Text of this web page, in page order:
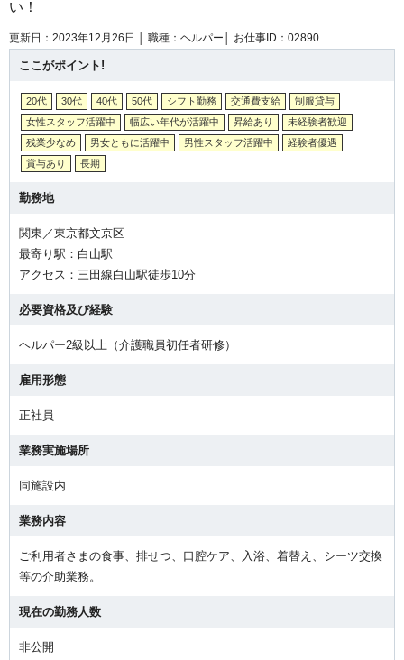
い！
更新日：2023年12月26日 │ 職種：ヘルパー│ お仕事ID：02890
ここがポイント!
20代 30代 40代 50代 シフト勤務 交通費支給
制服貸与
女性スタッフ活躍中
幅広い年代が活躍中 昇給あり
未経験者歓迎
残業少なめ
男女ともに活躍中 男性スタッフ活躍中
経験者優遇
賞与あり
長期
勤務地
関東／東京都文京区
最寄り駅：白山駅
アクセス：三田線白山駅徒歩10分
必要資格及び経験
ヘルパー2級以上（介護職員初任者研修）
雇用形態
正社員
業務実施場所
同施設内
業務内容
ご利用者さまの食事、排せつ、口腔ケア、入浴、着替え、シーツ交換
等の介助業務。
現在の勤務人数
非公開